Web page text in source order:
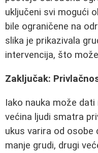
uključeni svi mogući
bile ograničene na
slika je prikazivala
intervencija, što
Zaključak:
Iako nauka može
većina ljudi smatra
ukus varira od osobe
manje grudi, drugi